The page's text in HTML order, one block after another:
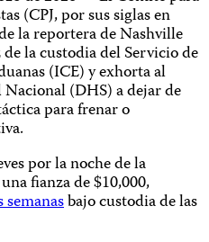
(CPJ, por sus siglas en
la reportera de Nashville
la custodia del Servicio de
(ICE) y exhorta al
(DHS) a dejar de
para frenar o
por la noche de la
fianza de $10,000,
semanasbajo custodia de las